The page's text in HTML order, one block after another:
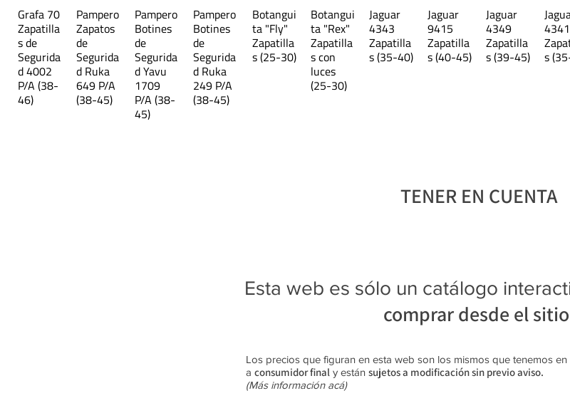
Grafa 70
Zapatilla
s de
Segurida
d 4002
P/A (38-
46)
Pampero
Zapatos
de
Segurida
d Ruka
649 P/A
(38-45)
Pampero
Botines
de
Segurida
d Yavu
1709
P/A (38-
45)
Pampero
Botines
de
Segurida
d Ruka
249 P/A
(38-45)
Botangui
ta "Fly"
Zapatilla
s (25-30)
Botangui
ta "Rex"
Zapatilla
s con
luces
(25-30)
Jaguar
4343
Zapatilla
s (35-40)
Jaguar
9415
Zapatilla
s (40-45)
Jaguar
4349
Zapatilla
s (39-45)
4341
s
TENER EN CUENTA
Esta web es sólo un catálogo
comprar desde el
Los precios que figuran en esta web son los mismos que tenemos
a consumidor finaly están sujetos a modificación sin previo aviso​.
(Más información acá)